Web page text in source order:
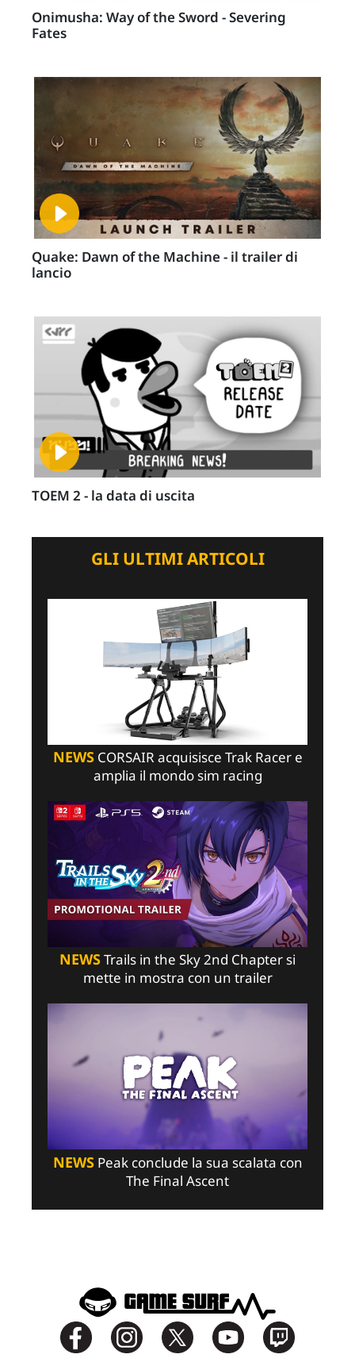
Onimusha: Way of the Sword - Severing
Fates
Quake: Dawn of the Machine - il trailer di
lancio
TOEM 2 - la data di uscita
GLI ULTIMI ARTICOLI
NEWSCORSAIR acquisisce Trak Racer e
amplia il mondo sim racing
NEWSTrails in the Sky 2nd Chapter si
mette in mostra con un trailer
NEWSPeak conclude la sua scalata con
The Final Ascent